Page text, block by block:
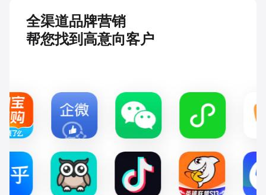
全渠道品牌营销
帮您找到高意向客户